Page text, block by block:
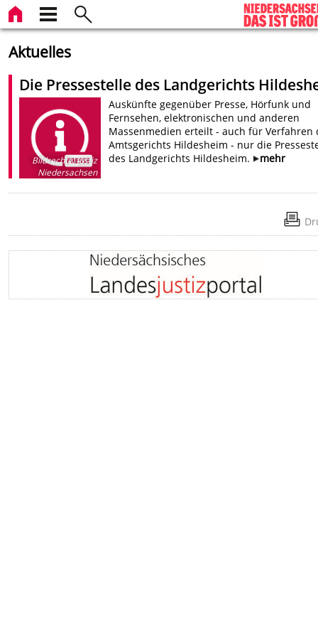
Aktuelles
Die Pressestelle des Landgerichts
Bildrechte:Justiz
Niedersachsen
Auskünfte gegenüber Presse, Hörfunk und
Fernsehen, elektronischen und anderen
Massenmedien erteilt - auch für Verfahren
Amtsgerichts Hildesheim - nur die
des Landgerichts Hildesheim.
mehr